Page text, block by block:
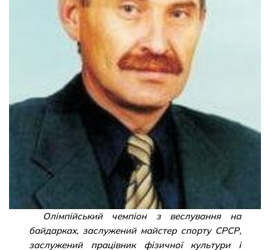
Олімпійський чемпіон з веслування на
байдарках, заслужений майстер спорту СРСР,
заслужений працівник фізичної культури і